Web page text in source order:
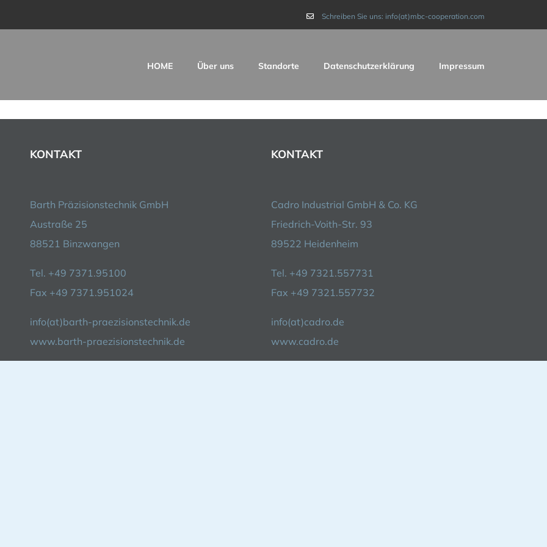
Schreiben Sie uns: info(at)mbc-cooperation.com
HOME Über uns Standorte Datenschutzerklärung Impressum
KONTAKT
Barth Präzisionstechnik GmbH
Austraße 25
88521 Binzwangen
Tel. +49 7371.95100
Fax +49 7371.951024
info(at)barth-praezisionstechnik.de
www.barth-praezisionstechnik.de
KONTAKT
Cadro Industrial GmbH & Co. KG
Friedrich-Voith-Str. 93
89522 Heidenheim
Tel. +49 7321.557731
Fax +49 7321.557732
info(at)cadro.de
www.cadro.de